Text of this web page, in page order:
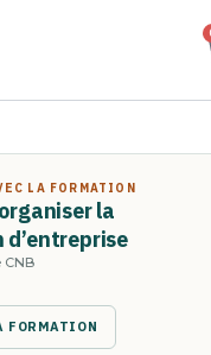
LA FORMATION
la
CNB
FORMATION